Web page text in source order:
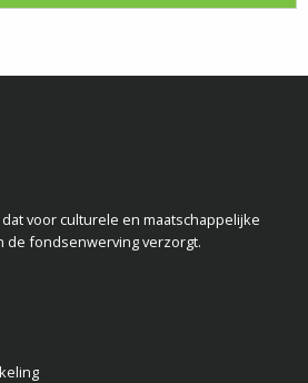
voor culturele en maatschappelijke
de fondsenwerving verzorgt.